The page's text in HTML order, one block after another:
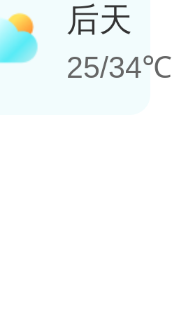
后天
25/34℃